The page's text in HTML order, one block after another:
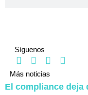
Síguenos
Más noticias
El compliance deja